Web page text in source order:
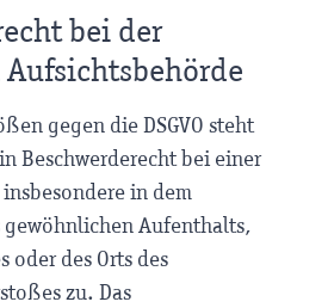
bei der
gegen die DSGVO steht
Beschwerderecht bei einer
in dem
Aufenthalts,
oder des Orts des
zu. Das